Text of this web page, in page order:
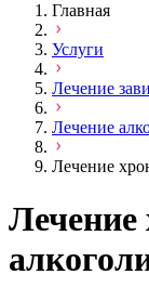
Главная
Услуги
Лечение
Лечение
Лечение
Лечение